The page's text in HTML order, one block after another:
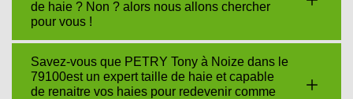
de haie ? Non ? alors nous allons chercher
pour vous !
Savez-vous que PETRY Tony à Noize dans le
79100est un expert taille de haie et capable
de renaitre vos haies pour redevenir comme